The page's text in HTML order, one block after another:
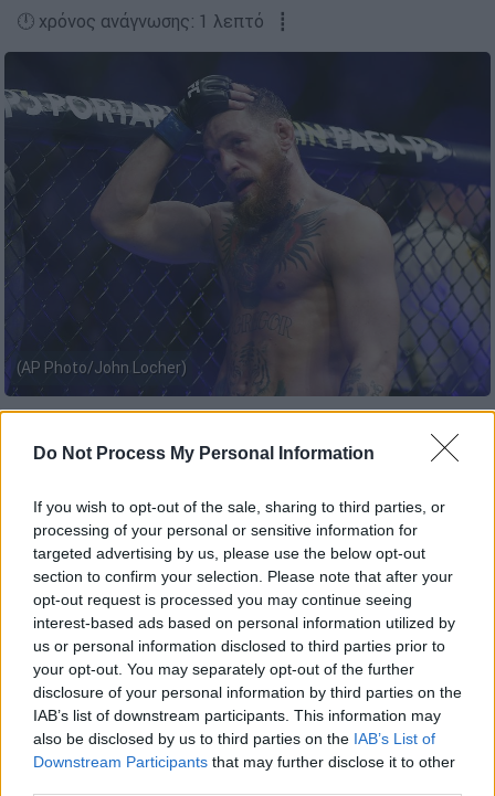
Do Not Process My Personal Information
If you wish to opt-out of the sale, sharing to third parties, or
processing of your personal or sensitive information for
targeted advertising by us, please use the below opt-out
section to confirm your selection. Please note that after your
opt-out request is processed you may continue seeing
interest-based ads based on personal information utilized by
us or personal information disclosed to third parties prior to
your opt-out. You may separately opt-out of the further
disclosure of your personal information by third parties on the
IAB’s list of downstream participants. This information may
also be disclosed by us to third parties on the IAB’s List of
Downstream Participants that may further disclose it to other
🕛 χρόνος ανάγνωσης: 1 λεπτό ┋
(AP Photo/John Locher)
Προσθέστε το ΕΘΝΟΣ στη Google
Η Μάντσεστερ Γιουνάιτεντ του Όλε Γκούναρ
Σόλσκιερ εντυπωσιάζει τους πάντες, ακόμη
και τον διάσημο μαχητή MMA, Κόνορ
ΜακΓκρέγκορ, ο οποίος έπλεξε το εγκώμιο
του Νορβηγού.
Με το 8/8 που έχει πετύχει σε όλες τις
διοργανώσεις, από τη στιγμή που ανέλαβε τη
Μάντσεστερ Γιουνάιτεντ, ο Όλε Γκούναρ
Σόλσκιερ δημιουργεί πολλούς θαυμαστές.
Ένας εξ' αυτών είναι και ένας από τους πιο